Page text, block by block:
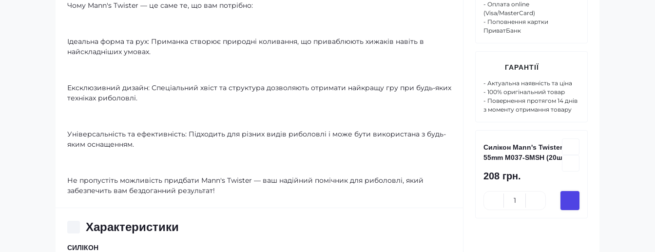
Чому Mann's Twister — це саме те, що вам потрібно:
Ідеальна форма та рух: Приманка створює природні коливання, що приваблюють хижаків навіть в
найскладніших умовах.
Ексклюзивний дизайн: Спеціальний хвіст та структура дозволяють отримати найкращу гру при будь-яких
техніках риболовлі.
Універсальність та ефективність: Підходить для різних видів риболовлі і може бути використана з будь-
яким оснащенням.
Не пропустіть можливість придбати Mann's Twister — ваш надійний помічник для риболовлі, який
забезпечить вам бездоганний результат!
Характеристики
СИЛІКОН
- Оплата online
(Visa/MasterCard)
- Поповнення картки
ПриватБанк
ГАРАНТІЇ
- Актуальна наявність та ціна
- 100% оригінальний товар
- Повернення протягом 14 днів
з моменту отримання товару
Силікон Mann's Twister
55mm M037-SMSH (20шт/уп)
208 грн.